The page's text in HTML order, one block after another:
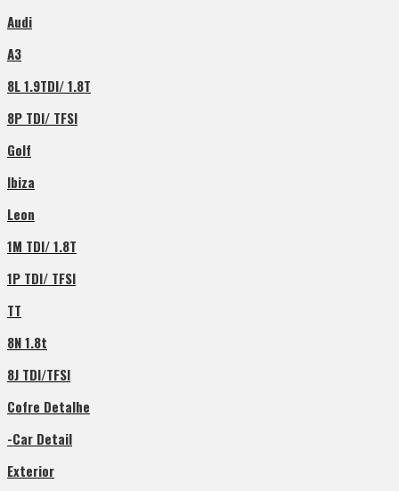
Audi
A3
8L 1.9TDI/ 1.8T
8P TDI/ TFSI
Golf
Ibiza
Leon
1M TDI/ 1.8T
1P TDI/ TFSI
TT
8N 1.8t
8J TDI/TFSI
Cofre Detalhe
-Car Detail
Exterior